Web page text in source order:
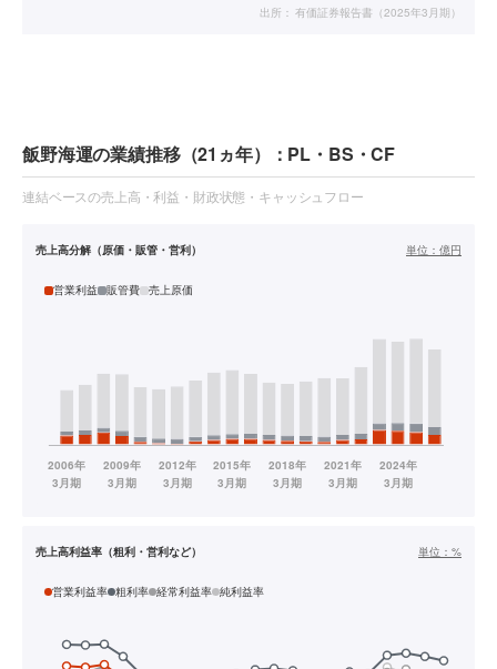
出所： 有価証券報告書（2025年3月期）
飯野海運の業績推移（21ヵ年）：PL・BS・CF
連結ベースの売上高・利益・財政状態・キャッシュフロー
売上高分解（原価・販管・営利） 単位： 億円
営業利益 販管費 売上原価
売上高利益率（粗利・営利など） 単位： %
営業利益率 粗利率 経常利益率 純利益率